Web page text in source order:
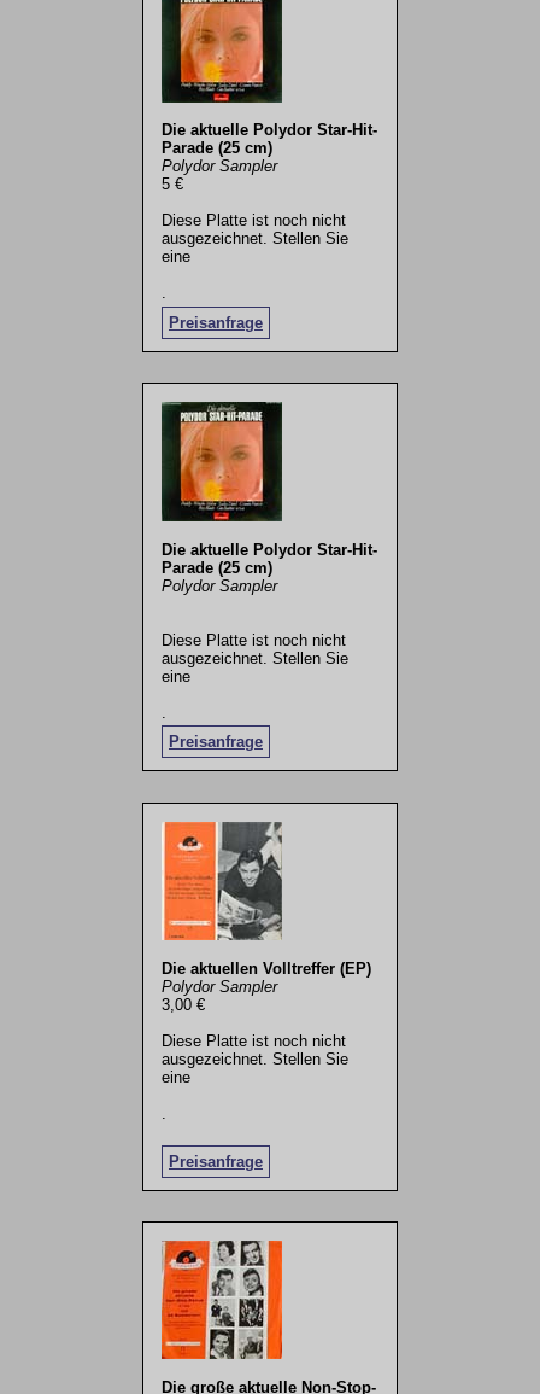
Die aktuelle Polydor Star-Hit-
Parade (25 cm)
Polydor Sampler
5 €
Diese Platte ist noch nicht
ausgezeichnet. Stellen Sie
eine
Preisanfrage
.
Die aktuelle Polydor Star-Hit-
Parade (25 cm)
Polydor Sampler
Diese Platte ist noch nicht
ausgezeichnet. Stellen Sie
eine
Preisanfrage
Die aktuellen Volltreffer (EP)
Polydor Sampler
3,00 €
Diese Platte ist noch nicht
ausgezeichnet. Stellen Sie
eine
Preisanfrage
Die große aktuelle Non-Stop-